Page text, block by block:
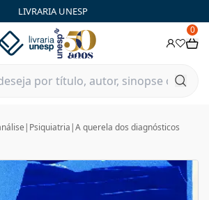
LIVRARIA UNESP
0
| Psiquiatria |A querela dos diagnósticos